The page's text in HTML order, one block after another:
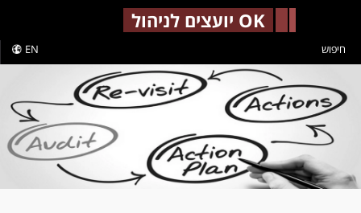
OK יועצים לניהול
EN חיפוש